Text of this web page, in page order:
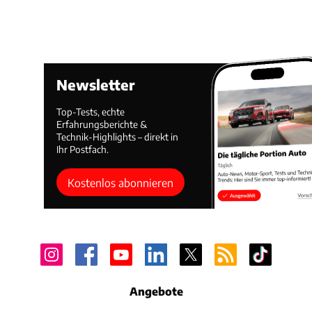
Newsletter
Top-Tests, echte
Erfahrungsberichte &
Technik-Highlights – direkt in
Ihr Postfach.
Kostenlos abonnieren
Angebote